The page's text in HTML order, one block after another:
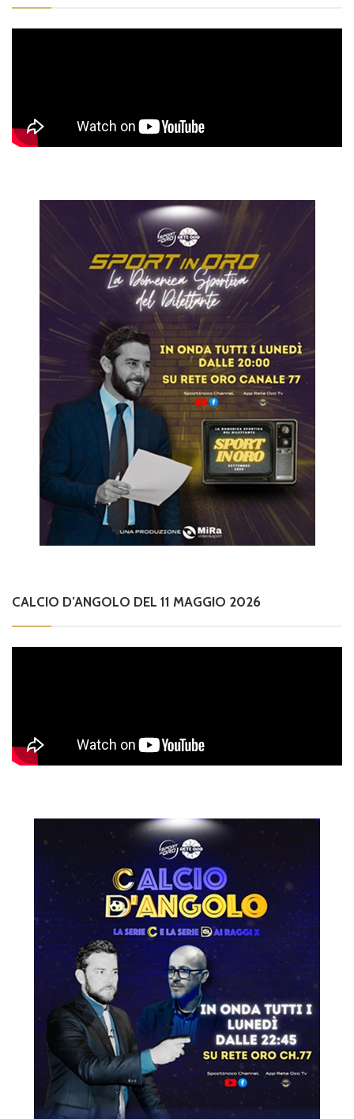
CALCIO D’ANGOLO DEL 11 MAGGIO 2026